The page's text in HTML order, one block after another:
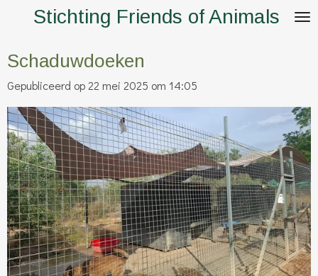
naar
hoofdinhoud
Stichting Friends of Animals
Schaduwdoeken
Gepubliceerd op 22 mei 2025 om 14:05